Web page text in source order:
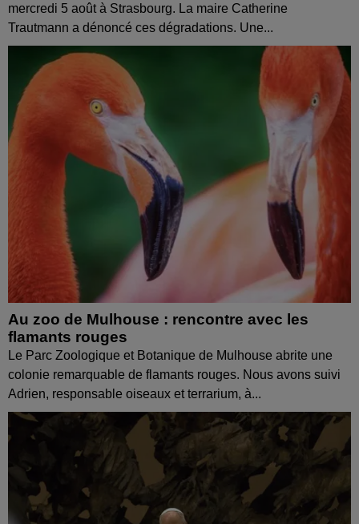
mercredi 5 août à Strasbourg. La maire Catherine
Trautmann a dénoncé ces dégradations. Une...
Au zoo de Mulhouse : rencontre avec les
flamants rouges
Le Parc Zoologique et Botanique de Mulhouse abrite une
colonie remarquable de flamants rouges. Nous avons suivi
Adrien, responsable oiseaux et terrarium, à...